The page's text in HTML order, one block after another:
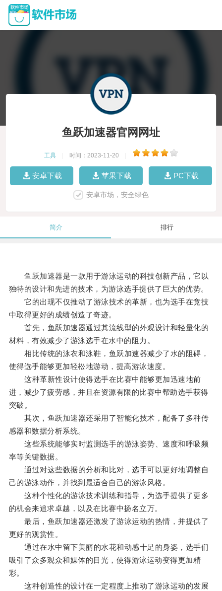
鱼跃加速器官网网址
工具 时间：2023-11-20
安卓下载 苹果下载 PC下载
安卓市场，安全绿色
简介 排行
鱼跃加速器是一款用于游泳运动的科技创新产品，它以
独特的设计和先进的技术，为游泳选手提供了巨大的优势。
它的出现不仅推动了游泳技术的革新，也为选手在竞技
中取得更好的成绩创造了奇迹。
首先，鱼跃加速器通过其流线型的外观设计和轻量化的
材料，有效减少了游泳选手在水中的阻力。
相比传统的泳衣和泳鞋，鱼跃加速器减少了水的阻碍，
使得选手能够更加轻松地游动，提高游泳速度。
这种革新性设计使得选手在比赛中能够更加迅速地前
进，减少了疲劳感，并且在资源有限的比赛中帮助选手获得
突破。
其次，鱼跃加速器还采用了智能化技术，配备了多种传
感器和数据分析系统。
这些系统能够实时监测选手的游泳姿势、速度和呼吸频
率等关键数据。
通过对这些数据的分析和比对，选手可以更好地调整自
己的游泳动作，并找到最适合自己的游泳风格。
这种个性化的游泳技术训练和指导，为选手提供了更多
的机会来追求卓越，以及在比赛中扬名立万。
最后，鱼跃加速器还激发了游泳运动的热情，并提供了
更好的观赏性。
通过在水中留下美丽的水花和动感十足的身姿，选手们
吸引了众多观众和媒体的目光，使得游泳运动变得更加精
彩。
这种创造性的设计在一定程度上推动了游泳运动的发展